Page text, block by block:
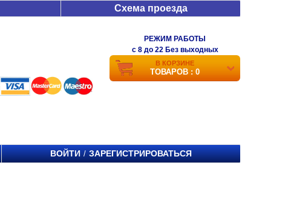
Схема проезда
РЕЖИМ РАБОТЫ
c 8 до 22 Без выходных
В КОРЗИНЕ
ТОВАРОВ : 0
ВОЙТИ / ЗАРЕГИСТРИРОВАТЬСЯ